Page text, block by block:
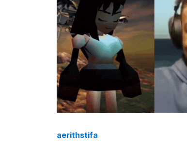
aerithstifa